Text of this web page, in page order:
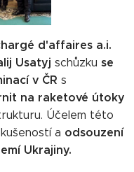
d'affaires a.i.
Usatyj schůzku se
v ČR s
na raketové útoky
Účelem této
a odsouzení
Ukrajiny.